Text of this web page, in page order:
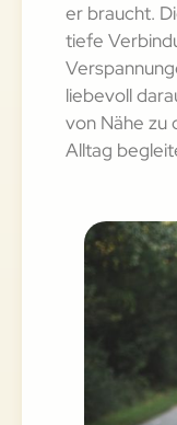
er braucht.
tiefe
liebevoll
von Nähe zu
Alltag